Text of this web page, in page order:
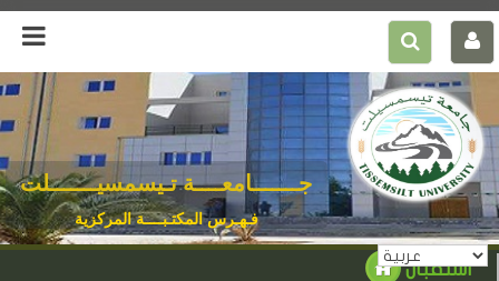
جـــــــامعــــة تـيسمسيـــــــلت
فـهـرس المكتـبــــة المركزية
استقبال